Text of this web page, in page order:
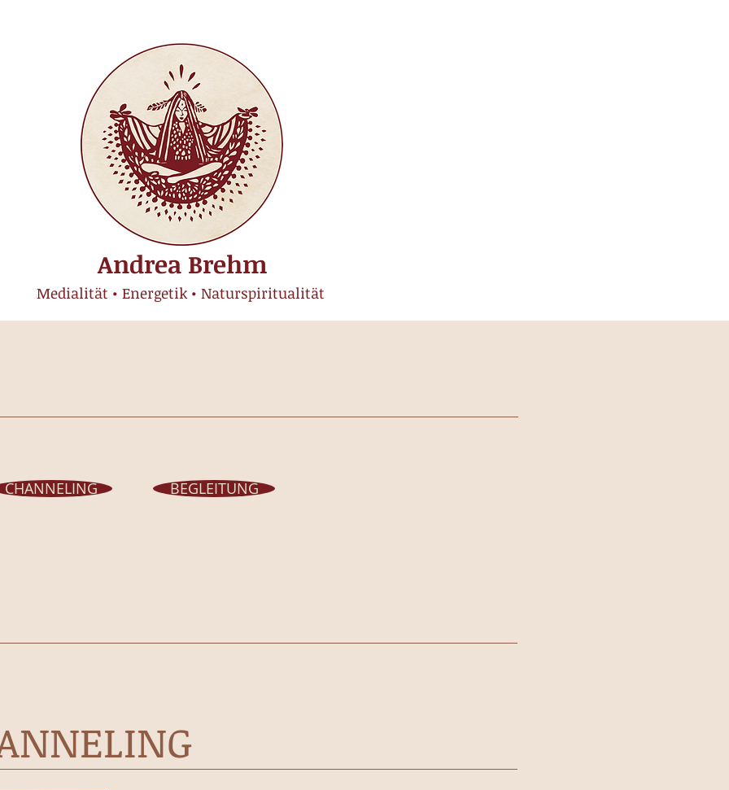
Andrea Brehm
Medialität • Energetik • Naturspiritualität
CHANNELING BEGLEITUNG